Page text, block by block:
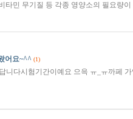
타민 무기질 등 각종 영양소의 필요량
어요~^^ (1)
니다시험기간이예요 으윽 ㅠ_ㅠ까페